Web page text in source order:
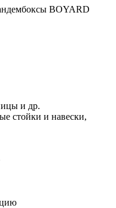
BOYARD
и др.
стойки и навески,